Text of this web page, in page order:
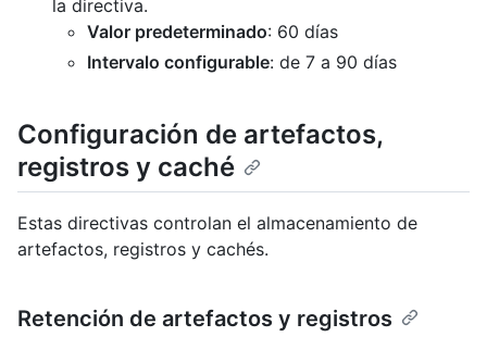
la directiva.
Valor predeterminado: 60 días
Intervalo configurable: de 7 a 90 días
Configuración de artefactos,
registros y caché
Estas directivas controlan el almacenamiento de
artefactos, registros y cachés.
Retención de artefactos y registros